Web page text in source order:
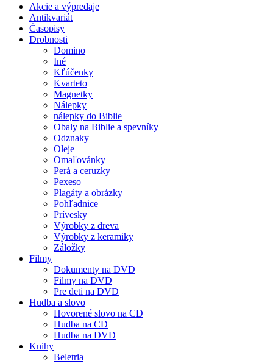
Akcie a výpredaje
Antikvariát
Časopisy
Drobnosti
Domino
Iné
Kľúčenky
Kvarteto
Magnetky
Nálepky
nálepky do Biblie
Obaly na Biblie a spevníky
Odznaky
Oleje
Omaľovánky
Perá a ceruzky
Pexeso
Plagáty a obrázky
Pohľadnice
Prívesky
Výrobky z dreva
Výrobky z keramiky
Záložky
Filmy
Dokumenty na DVD
Filmy na DVD
Pre deti na DVD
Hudba a slovo
Hovorené slovo na CD
Hudba na CD
Hudba na DVD
Knihy
Beletria